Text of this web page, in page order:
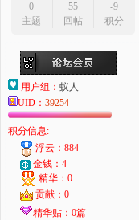
0
主题
55
回帖
-9
积分
用户组： 蚁人
UID： 39254
积分信息:
浮云：884
金钱：4
精华：0
贡献：0
精华贴：0篇